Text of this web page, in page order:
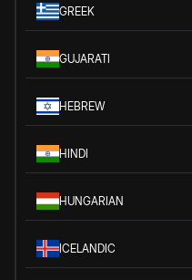
GREEK
GUJARATI
HEBREW
HINDI
HUNGARIAN
ICELANDIC